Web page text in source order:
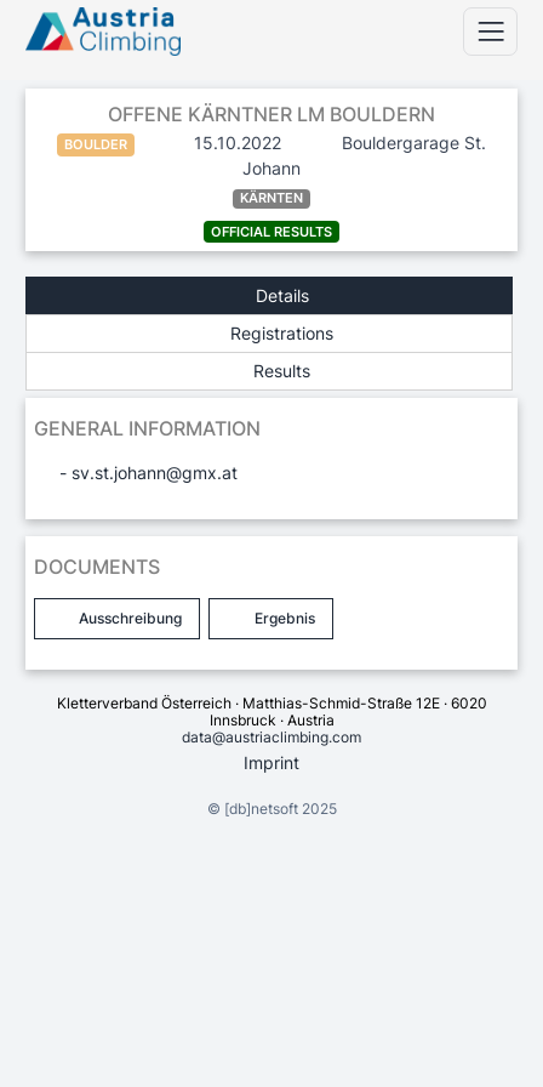
OFFENE KÄRNTNER LM BOULDERN
BOULDER 15.10.2022
Bouldergarage St.
Johann
KÄRNTEN
OFFICIAL RESULTS
Details
Registrations
Results
GENERAL INFORMATION
- sv.st.johann@gmx.at
DOCUMENTS
Ausschreibung Ergebnis
Kletterverband Österreich · Matthias-Schmid-Straße 12E · 6020
Innsbruck · Austria
data@austriaclimbing.com
Imprint
© [db]netsoft2025